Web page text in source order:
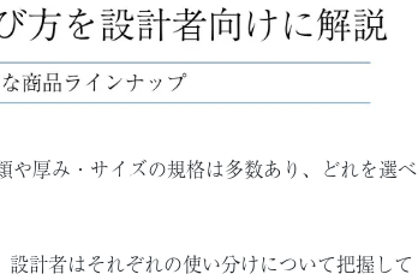
厚み・サイズの規格は多数あり、どれを選べ
計者はそれぞれの使い分けについて把握して